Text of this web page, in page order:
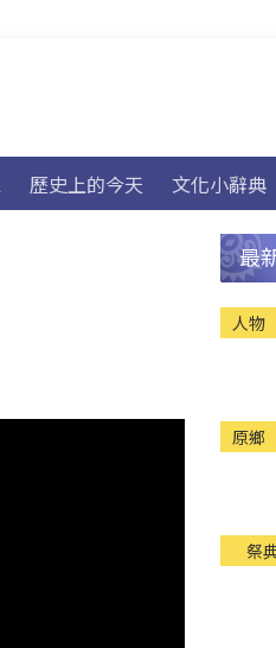
歷史上的今天 文化小辭典
最
人物
原鄉
祭